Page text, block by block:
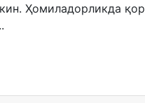
Ҳомиладорликда